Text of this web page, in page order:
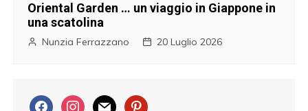
Oriental Garden … un viaggio in Giappone in
una scatolina
Nunzia Ferrazzano 20 Luglio 2026
f
i
m
p